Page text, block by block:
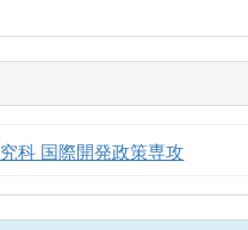
科 国際開発政策専攻